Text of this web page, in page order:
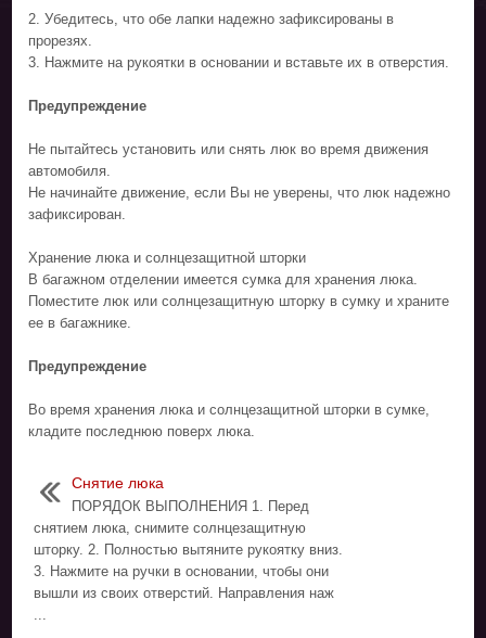
2. Убедитесь, что обе лапки надежно зафиксированы в
прорезях.
3. Нажмите на рукоятки в основании и вставьте их в отверстия.
Предупреждение
Не пытайтесь установить или снять люк во время движения
автомобиля.
Не начинайте движение, если Вы не уверены, что люк надежно
зафиксирован.
Хранение люка и солнцезащитной шторки
В багажном отделении имеется сумка для хранения люка.
Поместите люк или солнцезащитную шторку в сумку и храните
ее в багажнике.
Предупреждение
Во время хранения люка и солнцезащитной шторки в сумке,
кладите последнюю поверх люка.
Снятие люка
ПОРЯДОК ВЫПОЛНЕНИЯ 1. Перед
снятием люка, снимите солнцезащитную
шторку. 2. Полностью вытяните рукоятку вниз.
3. Нажмите на ручки в основании, чтобы они
вышли из своих отверстий. Направления наж